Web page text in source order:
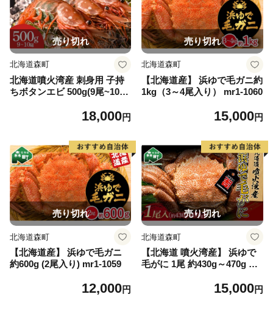
売り切れ
北海道森町
北海道噴火湾産 刺身用 子持
ちボタンエビ 500g(9尾~10
ぼたんえび ボタンエビ 牡丹
18,000円
売り切れ
北海道森町
【北海道産】 浜ゆで毛ガニ約
1kg（3～4尾入り） mr1-1060
15,000円
売り切れ
北海道森町
【北海道産】 浜ゆで毛ガニ
約600g (2尾入り) mr1-1059
12,000円
売り切れ
北海道森町
【北海道 噴火湾産】 浜ゆで
毛がに 1尾 約430g～470g ＜
ニ 蟹 ガニ がに 森町 ふるさ
15,000円